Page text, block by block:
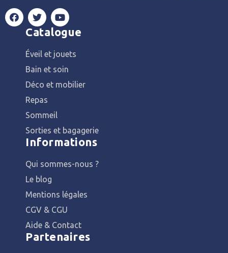
Catalogue
Éveil et jouets
Bain et soin
Déco et mobilier
Repas
Sommeil
Sorties et bagagerie
Informations
Qui sommes-nous ?
Le blog
Mentions légales
CGV & CGU
Aide & Contact
Partenaires